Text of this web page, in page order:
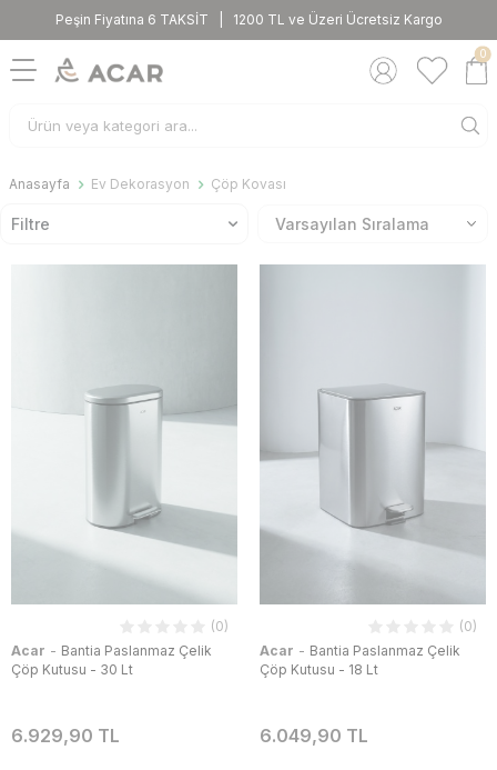
Peşin Fiyatına 6 TAKSİT | 1200 TL ve Üzeri Ücretsiz Kargo
0
Anasayfa Ev Dekorasyon Çöp Kovası
Filtre
(0)
Acar - Bantia Paslanmaz Çelik
Çöp Kutusu - 30 Lt
6.929,90 TL
(0)
Acar - Bantia Paslanmaz Çelik
Çöp Kutusu - 18 Lt
6.049,90 TL